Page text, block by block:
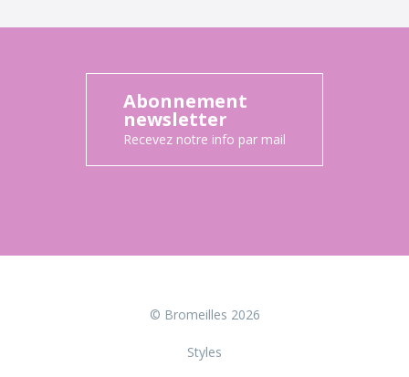
Abonnement
newsletter
Recevez notre info par mail
© Bromeilles 2026
Styles